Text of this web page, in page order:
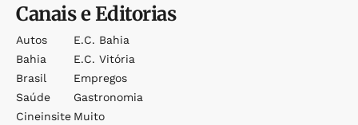
Canais e Editorias
Autos
Bahia
Brasil
Saúde
Cineinsite
E.c. Bahia
E.c. Vitória
Empregos
Gastronomia
Muito